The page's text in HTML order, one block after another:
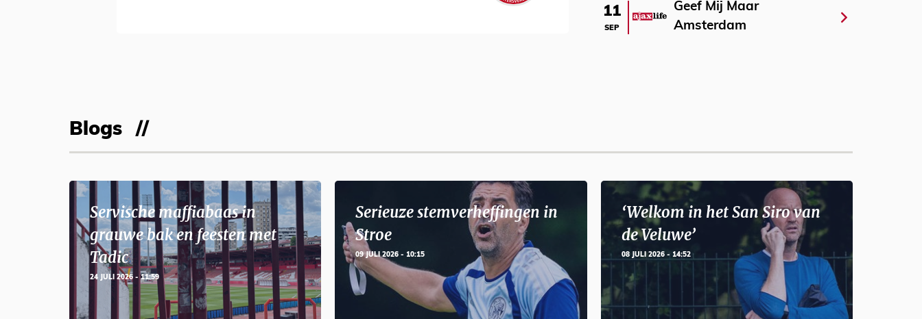
11
SEP
Geef Mij Maar
Amsterdam
Blogs
Servische maffiabaas in
grauwe bak en feesten met
Tadic
24 JULI 2026 - 11:59
Serieuze stemverheffingen in
Stroe
09 JULI 2026 - 10:15
‘Welkom in het San Siro van
de Veluwe’
08 JULI 2026 - 14:52